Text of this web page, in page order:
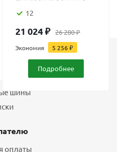
12
21 024₽ 26 280₽
Экономия 5 256₽
Подробнее
шины
оплаты